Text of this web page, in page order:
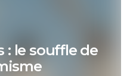
: le souffle de